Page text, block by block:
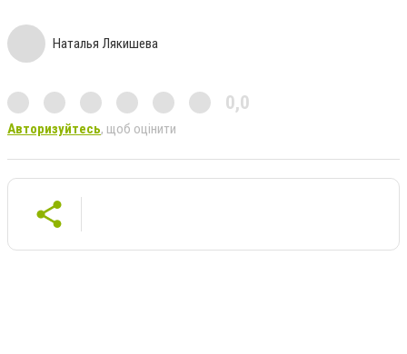
Наталья Лякишева
0,0
Авторизуйтесь, щоб оцінити